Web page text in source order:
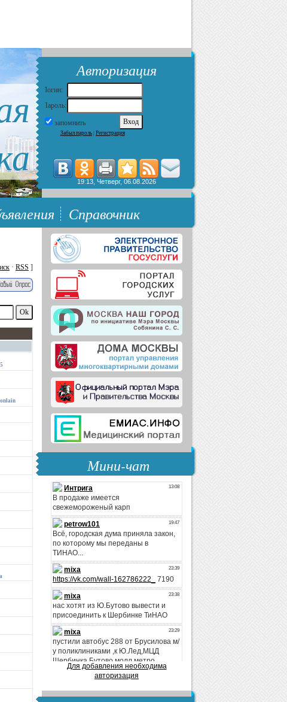
Авторизация
Логин:
Пароль:
запомнить
Забыл пароль Регистрация
19:13, Четверг, 06.08.2026
Справочник
· RSS ]
Мини-чат
Для добавления необходима
авторизация